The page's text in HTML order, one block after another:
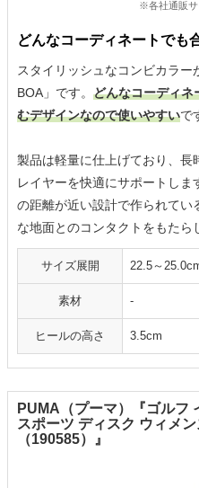
※各社通販サ
どんなコーディネートでも
スタイリッシュなコンビカラー
BOA」です。 どんなコーディネ
むデザインなので使いやすいで
製品は軽量に仕上げており、
レイヤーを快適にサポートしま
の距離が近い設計で作られてい
な地面とのコンタクトをもたら
サイズ展開 22.5～
素材 -
ヒールの高さ 3.5cm
PUMA（プーマ）『ゴルフ
スポーツ ディスク ウィメ
（190585）』